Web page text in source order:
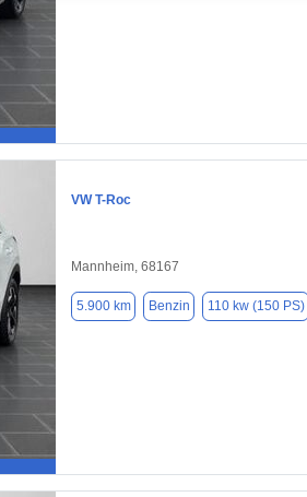
VW T-Roc
Mannheim, 68167
5.900 km Benzin 110 kw (150 PS)